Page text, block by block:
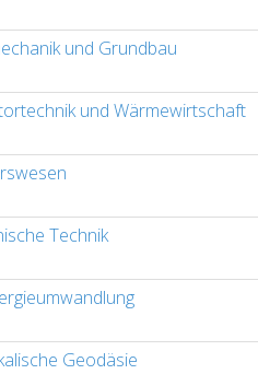
und Grundbau
und Wärmewirtschaft
Technik
Geodäsie